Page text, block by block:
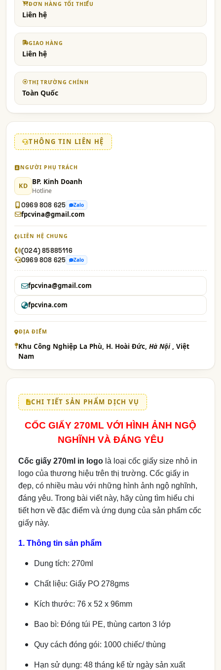
ĐƠN HÀNG TỐI THIỂU
Liên hệ
GIAO HÀNG
Liên hệ
THỊ TRƯỜNG CHÍNH
Toàn Quốc
THÔNG TIN LIÊN HỆ
NGƯỜI PHỤ TRÁCH
KD BP. Kinh Doanh
Hotline
0969 808 625
Zalo
fpcvina@gmail.com
LIÊN HỆ CHUNG
(024) 85885116
0969 808 625
Zalo
fpcvina@gmail.com
fpcvina.com
ĐỊA ĐIỂM
Khu Công Nghiệp La Phù, H. Hoài Đức, Hà Nội , Việt
Nam
CHI TIẾT SẢN PHẨM DỊCH VỤ
CỐC GIẤY 270ML VỚI HÌNH ẢNH NGỘ
NGHĨNH VÀ ĐÁNG YÊU
Cốc giấy 270ml in logo là loại cốc giấy size nhỏ in
logo của thương hiệu trên thị trường. Cốc giấy in
đẹp, có nhiều màu với những hình ảnh ngộ nghĩnh,
đáng yêu. Trong bài viết này, hãy cùng tìm hiểu chi
tiết hơn về đặc điểm và ứng dụng của sản phẩm cốc
giấy này.
1. Thông tin sản phẩm
Dung tích: 270ml
Chất liệu: Giấy PO 278gms
Kích thước: 76 x 52 x 96mm
Bao bì: Đóng túi PE, thùng carton 3 lớp
Quy cách đóng gói: 1000 chiếc/ thùng
Hạn sử dụng: 48 tháng kể từ ngày sản xuất